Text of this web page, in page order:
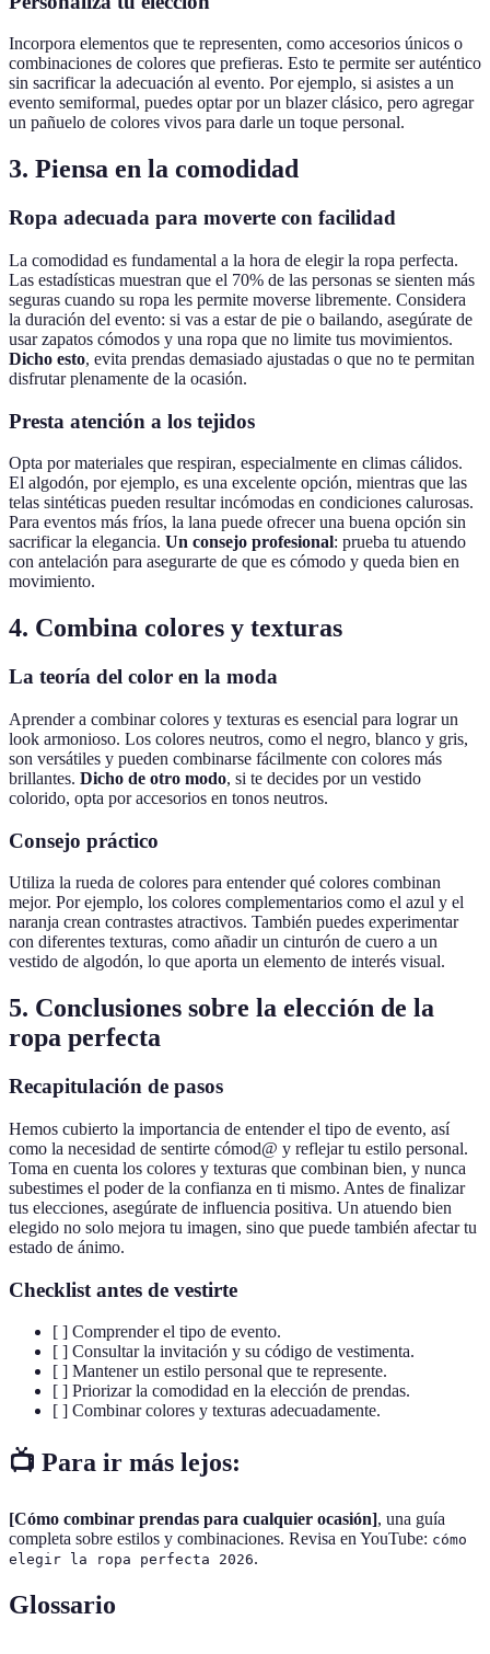
Incorpora elementos que te representen, como accesorios únicos o
combinaciones de colores que prefieras. Esto te permite ser auténtico
sin sacrificar la adecuación al evento. Por ejemplo, si asistes a un
evento semiformal, puedes optar por un blazer clásico, pero agregar
un pañuelo de colores vivos para darle un toque personal.
3. Piensa en la comodidad
Ropa adecuada para moverte con facilidad
La comodidad es fundamental a la hora de elegir la ropa perfecta.
Las estadísticas muestran que el 70% de las personas se sienten más
seguras cuando su ropa les permite moverse libremente. Considera
la duración del evento: si vas a estar de pie o bailando, asegúrate de
usar zapatos cómodos y una ropa que no limite tus movimientos.
Dicho esto, evita prendas demasiado ajustadas o que no te permitan
disfrutar plenamente de la ocasión.
Presta atención a los tejidos
Opta por materiales que respiran, especialmente en climas cálidos.
El algodón, por ejemplo, es una excelente opción, mientras que las
telas sintéticas pueden resultar incómodas en condiciones calurosas.
Para eventos más fríos, la lana puede ofrecer una buena opción sin
sacrificar la elegancia. Un consejo profesional: prueba tu atuendo
con antelación para asegurarte de que es cómodo y queda bien en
movimiento.
4. Combina colores y texturas
La teoría del color en la moda
Aprender a combinar colores y texturas es esencial para lograr un
look armonioso. Los colores neutros, como el negro, blanco y gris,
son versátiles y pueden combinarse fácilmente con colores más
brillantes. Dicho de otro modo, si te decides por un vestido
colorido, opta por accesorios en tonos neutros.
Consejo práctico
Utiliza la rueda de colores para entender qué colores combinan
mejor. Por ejemplo, los colores complementarios como el azul y el
naranja crean contrastes atractivos. También puedes experimentar
con diferentes texturas, como añadir un cinturón de cuero a un
vestido de algodón, lo que aporta un elemento de interés visual.
5. Conclusiones sobre la elección de la
ropa perfecta
Recapitulación de pasos
Hemos cubierto la importancia de entender el tipo de evento, así
como la necesidad de sentirte cómod@ y reflejar tu estilo personal.
Toma en cuenta los colores y texturas que combinan bien, y nunca
subestimes el poder de la confianza en ti mismo. Antes de finalizar
tus elecciones, asegúrate de influencia positiva. Un atuendo bien
elegido no solo mejora tu imagen, sino que puede también afectar tu
estado de ánimo.
Checklist antes de vestirte
[ ] Comprender el tipo de evento.
[ ] Consultar la invitación y su código de vestimenta.
[ ] Mantener un estilo personal que te represente.
[ ] Priorizar la comodidad en la elección de prendas.
[ ] Combinar colores y texturas adecuadamente.
📺 Para ir más lejos:
[Cómo combinar prendas para cualquier ocasión], una guía
completa sobre estilos y combinaciones. Revisa en YouTube: cómo
elegir la ropa perfecta 2026.
Glossario